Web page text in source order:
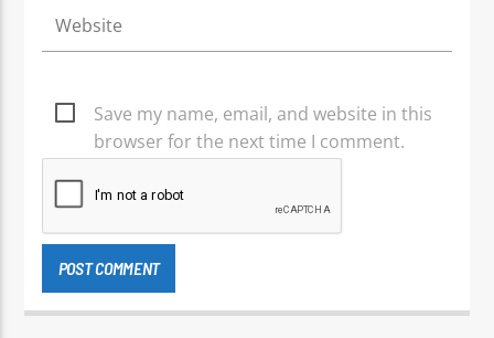
Save my name, email, and website in this
browser for the next time I comment.